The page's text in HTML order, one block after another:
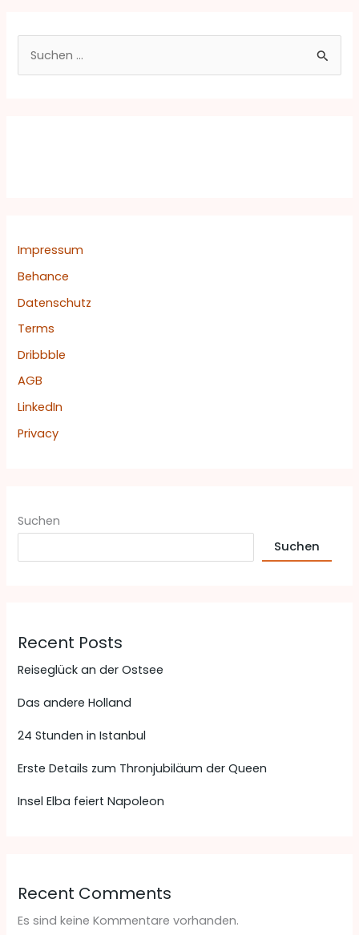
c
Impressum
Behance
Datenschutz
Terms
Dribbble
AGB
LinkedIn
Privacy
Suchen
Suchen
Recent Posts
Reiseglück an der Ostsee
Das andere Holland
24 Stunden in Istanbul
Erste Details zum Thronjubiläum der Queen
Insel Elba feiert Napoleon
Recent Comments
Es sind keine Kommentare vorhanden.